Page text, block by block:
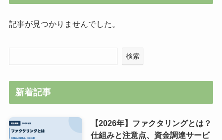
記事が見つかりませんでした。
検索
新着記事
【2026年】ファクタリングとは？
仕組みと注意点、資金調達サービ